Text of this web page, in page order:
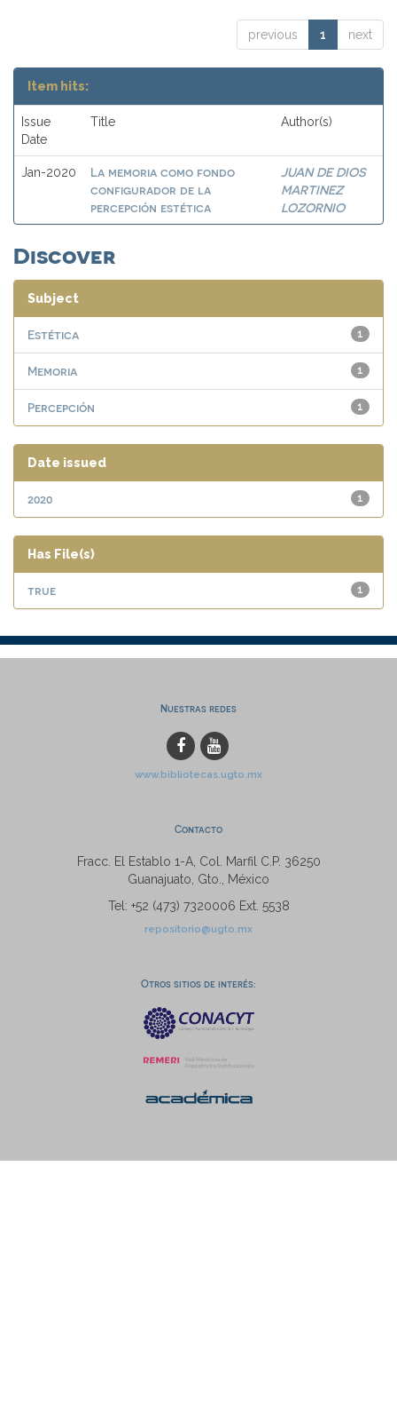
previous 1 next
Item hits:
Issue
Date
Title Author(s)
Jan-2020
La memoria como fondo
configurador de la
percepción estética
JUAN DE DIOS
MARTINEZ
LOZORNIO
Discover
Subject
1
Estética
1
Memoria
1
Percepción
Date issued
1
2020
Has File(s)
1
true
Nuestras redes
www.bibliotecas.ugto.mx
Contacto
Fracc. El Establo 1-A, Col. Marfil C.P. 36250
Guanajuato, Gto., México
Tel: +52 (473) 7320006 Ext. 5538
repositorio@ugto.mx
Otros sitios de interés: